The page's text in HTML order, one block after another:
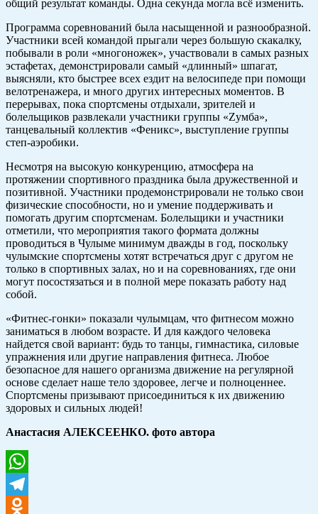
общий результат команды. Одна секунда могла всё изменить.
Программа соревнований была насыщенной и разнообразной.
Участники всей командой прыгали через большую скакалку,
побывали в роли «многоножек», участвовали в самых разных
эстафетах, демонстрировали самый «длинный» шпагат,
выясняли, кто быстрее всех ездит на велосипеде при помощи
велотренажера, и много других интересных моментов. В
перерывах, пока спортсмены отдыхали, зрителей и
болельщиков развлекали участники группы «Zумба»,
танцевальный коллектив «Феникс», выступление группы
степ-аэробики.
Несмотря на высокую конкуренцию, атмосфера на
протяжении спортивного праздника была дружественной и
позитивной. Участники продемонстрировали не только свои
физические способности, но и умение поддерживать и
помогать другим спортсменам. Болельщики и участники
отметили, что мероприятия такого формата должны
проводиться в Чулыме минимум дважды в год, поскольку
чулымские спортсмены хотят встречаться друг с другом не
только в спортивных залах, но и на соревнованиях, где они
могут посостязаться и в полной мере показать работу над
собой.
«Фитнес-гонки» показали чулымцам, что фитнесом можно
заниматься в любом возрасте. И для каждого человека
найдется свой вариант: будь то танцы, гимнастика, силовые
упражнения или другие направления фитнеса. Любое
безопасное для нашего организма движение на регулярной
основе сделает наше тело здоровее, легче и полноценнее.
Спортсмены призывают присоединиться к их движению
здоровых и сильных людей!
Анастасия АЛЕКСЕЕНКО. фото автора
WhatsApp
Telegram